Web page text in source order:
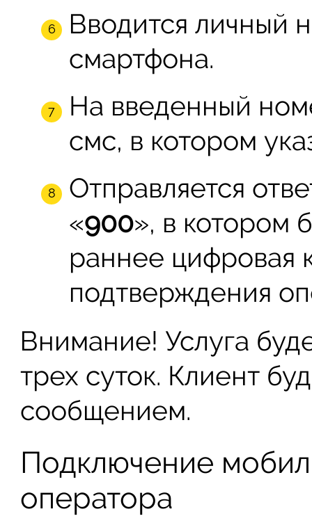
Вводится личный
смартфона.
На введенный
смс, в котором
Отправляется
«900», в котором
раннее цифровая
подтверждения
Внимание! Услуга
трех суток. Клиент
сообщением.
Подключение
оператора